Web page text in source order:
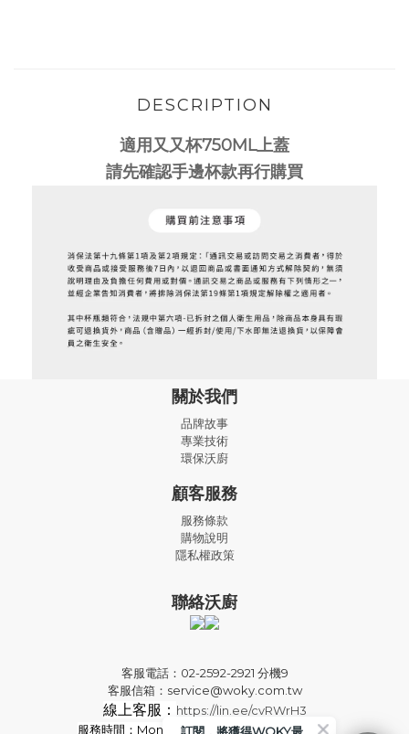
DESCRIPTION
適用又又杯750ML上蓋
請先確認手邊杯款再行購買
關於我們
品牌故事
專業技術
環保沃廚
顧客服務
服務條款
購物說明
隱私權政策
聯絡沃廚
客服電話：02-2592-2921 分機9
客服信箱：service@woky.com.tw
線上客服： https://lin.ee/cvRWrH3
服務時間：Mon-Fri09:00-13:00 / 14:00-18:00